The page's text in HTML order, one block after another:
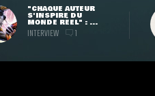
"CHAQUE AUTEUR
S'INSPIRE DU
MONDE RÉEL" : ...
INTERVIEW 1